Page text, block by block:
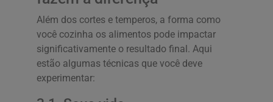
Além dos cortes e temperos, a forma como
você cozinha os alimentos pode impactar
significativamente o resultado final. Aqui
estão algumas técnicas que você deve
experimentar: